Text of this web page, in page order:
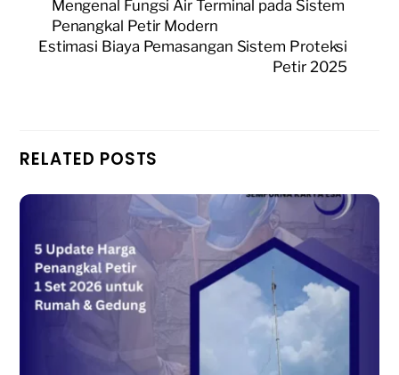
Mengenal Fungsi Air Terminal pada Sistem
Penangkal Petir Modern
Estimasi Biaya Pemasangan Sistem Proteksi
Petir 2025
RELATED POSTS